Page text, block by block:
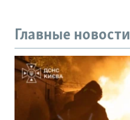
Главные новости